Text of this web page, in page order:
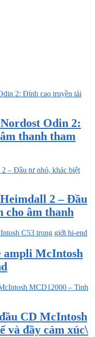
Odin 2:
thanh tham
2 – Đầu
cho âm thanh
ampli McIntosh
CD McIntosh
và đầy cảm xúc\